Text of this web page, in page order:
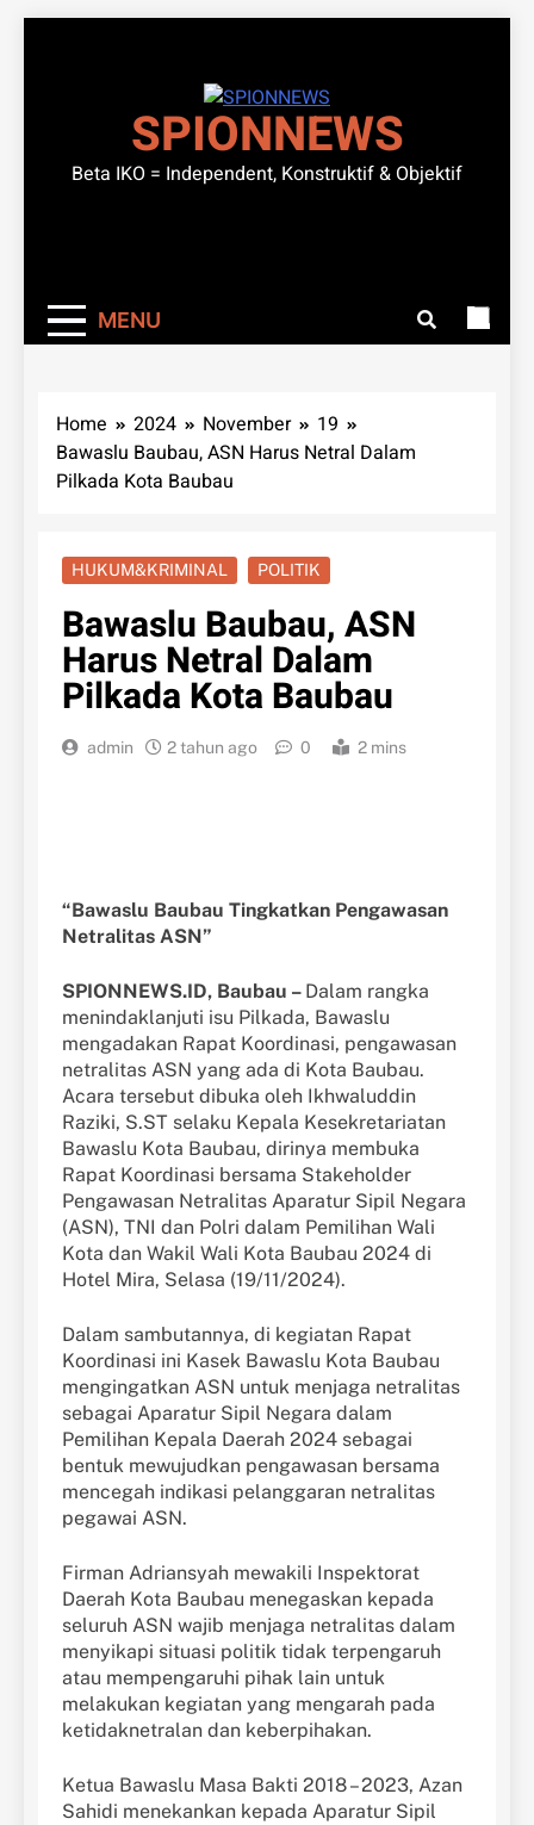
SPIONNEWS
Beta IKO = Independent, Konstruktif & Objektif
MENU
Home 2024 November
19
Bawaslu Baubau, ASN Harus Netral Dalam
Pilkada Kota Baubau
HUKUM&KRIMINAL POLITIK
Bawaslu Baubau, ASN
Harus Netral Dalam
Pilkada Kota Baubau
admin 2 tahun ago 0 2 mins
“Bawaslu Baubau Tingkatkan Pengawasan
Netralitas ASN”
SPIONNEWS.ID, Baubau – Dalam rangka
menindaklanjuti isu Pilkada, Bawaslu
mengadakan Rapat Koordinasi, pengawasan
netralitas ASN yang ada di Kota Baubau.
Acara tersebut dibuka oleh Ikhwaluddin
Raziki, S.ST selaku Kepala Kesekretariatan
Bawaslu Kota Baubau, dirinya membuka
Rapat Koordinasi bersama Stakeholder
Pengawasan Netralitas Aparatur Sipil Negara
(ASN), TNI dan Polri dalam Pemilihan Wali
Kota dan Wakil Wali Kota Baubau 2024 di
Hotel Mira, Selasa (19/11/2024).
Dalam sambutannya, di kegiatan Rapat
Koordinasi ini Kasek Bawaslu Kota Baubau
mengingatkan ASN untuk menjaga netralitas
sebagai Aparatur Sipil Negara dalam
Pemilihan Kepala Daerah 2024 sebagai
bentuk mewujudkan pengawasan bersama
mencegah indikasi pelanggaran netralitas
pegawai ASN.
Firman Adriansyah mewakili Inspektorat
Daerah Kota Baubau menegaskan kepada
seluruh ASN wajib menjaga netralitas dalam
menyikapi situasi politik tidak terpengaruh
atau mempengaruhi pihak lain untuk
melakukan kegiatan yang mengarah pada
ketidaknetralan dan keberpihakan.
Ketua Bawaslu Masa Bakti 2018 – 2023, Azan
Sahidi menekankan kepada Aparatur Sipil